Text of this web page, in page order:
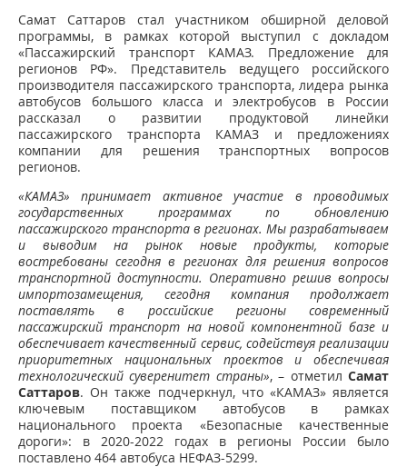
Самат Саттаров стал участником обширной деловой
программы, в рамках которой выступил с докладом
«Пассажирский транспорт КАМАЗ. Предложение для
регионов РФ». Представитель ведущего российского
производителя пассажирского транспорта, лидера рынка
автобусов большого класса и электробусов в России
рассказал о развитии продуктовой линейки
пассажирского транспорта КАМАЗ и предложениях
компании для решения транспортных вопросов
регионов.
«КАМАЗ» принимает активное участие в проводимых
государственных программах по обновлению
пассажирского транспорта в регионах. Мы разрабатываем
и выводим на рынок новые продукты, которые
востребованы сегодня в регионах для решения вопросов
транспортной доступности. Оперативно решив вопросы
импортозамещения, сегодня компания продолжает
поставлять в российские регионы современный
пассажирский транспорт на новой компонентной базе и
обеспечивает качественный сервис, содействуя реализации
приоритетных национальных проектов и обеспечивая
технологический суверенитет страны», – отметилСамат
Саттаров. Он также подчеркнул, что «КАМАЗ» является
ключевым поставщиком автобусов в рамках
национального проекта «Безопасные качественные
дороги»: в 2020-2022 годах в регионы России было
поставлено 464 автобуса НЕФАЗ-5299.